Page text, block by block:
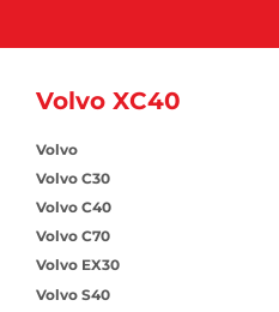
Volvo XC40
Volvo
Volvo C30
Volvo C40
Volvo C70
Volvo EX30
Volvo S40